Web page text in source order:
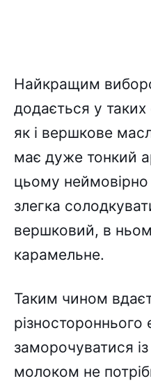
Найкращим
додається у
як і вершкове
має дуже тонкий
цьому неймовірно
злегка
вершковий, в
карамельне.
Таким чином
заморочуватися
молоком не